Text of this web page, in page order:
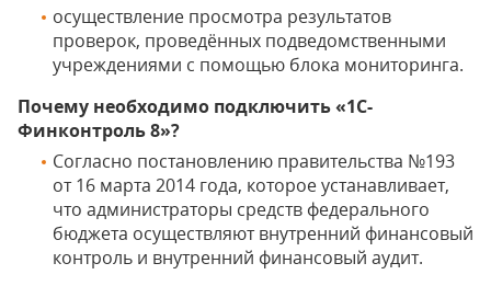
осуществление просмотра результатов
проверок, проведённых подведомственными
учреждениями с помощью блока мониторинга.
Почему необходимо подключить «1С-
Финконтроль 8»?
Согласно постановлению правительства №193
от 16 марта 2014 года, которое устанавливает,
что администраторы средств федерального
бюджета осуществляют внутренний финансовый
контроль и внутренний финансовый аудит.